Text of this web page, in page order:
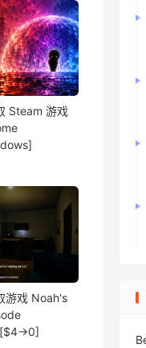
Steam 游戏
游戏 Noah's